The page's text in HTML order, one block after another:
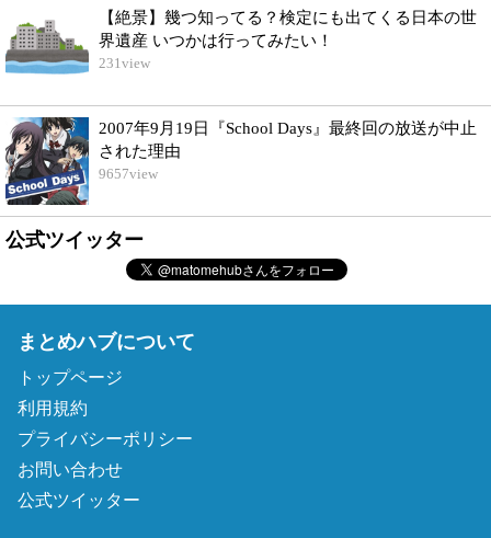
【絶景】幾つ知ってる？検定にも出てくる日本の世
界遺産 いつかは行ってみたい！
231view
2007年9月19日『School Days』最終回の放送が中止
された理由
9657view
公式ツイッター
まとめハブについて
トップページ
利用規約
プライバシーポリシー
お問い合わせ
公式ツイッター